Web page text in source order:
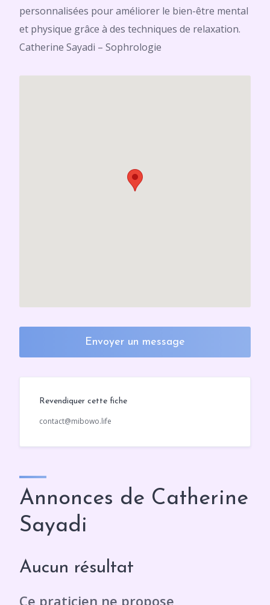
personnalisées pour améliorer le bien-être mental
et physique grâce à des techniques de relaxation.
Catherine Sayadi – Sophrologie
Envoyer un message
Revendiquer cette fiche
contact@mibowo.life
Annonces de Catherine
Sayadi
Aucun résultat